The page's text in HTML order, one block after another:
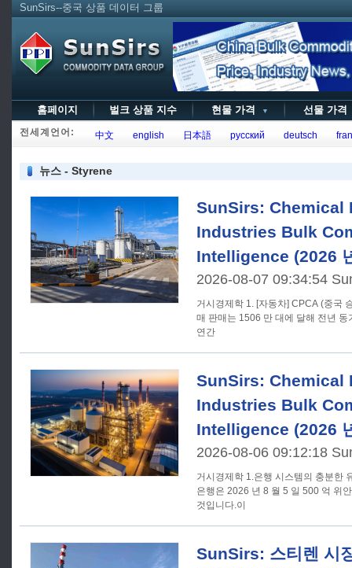
SunSirs--중국 상품 데이터 그룹
홈페이지 벌크 상품 지수 현물 가격 ▼ 선물 가
전세계언어: 中文 english 日本語 русский deutsch
뉴스 - Styrene
SunSirs: Chemical
Industries Bulk
Intelligence (2026
2026-08-07 09:34:54
거시경제학 1. [자동차] CPCA (중국 승용차 협회): 7 월 전국 승용차 소
매 판매는 1506 만 대에 달해 전년
연간
SunSirs: Chemical
Industries Bulk
Intelligence (2026
2026-08-06 09:12:18
거시경제학 1.은행 시스템의 충분한 유동성을 유지하기 위해 중국 인민
은행은 2026 년 8 월 5 일 500 억 위
것입니다.이
SunSirs: 스티렌 시